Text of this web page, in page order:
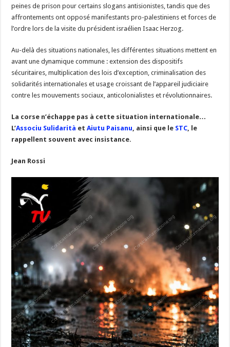
peines de prison pour certains slogans antisionistes, tandis que des
affrontements ont opposé manifestants pro-palestiniens et forces de
l’ordre lors de la visite du président israélien Isaac Herzog.
Au-delà des situations nationales, les différentes situations mettent en
avant une dynamique commune : extension des dispositifs
sécuritaires, multiplication des lois d’exception, criminalisation des
solidarités internationales et usage croissant de l’appareil judiciaire
contre les mouvements sociaux, anticolonialistes et révolutionnaires.
La corse n’échappe pas à cette situation internationale…
L’Associu Sulidarità etAiutu Paisanu , ainsi que le STC , le
rappellent souvent avec insistance.
Jean Rossi